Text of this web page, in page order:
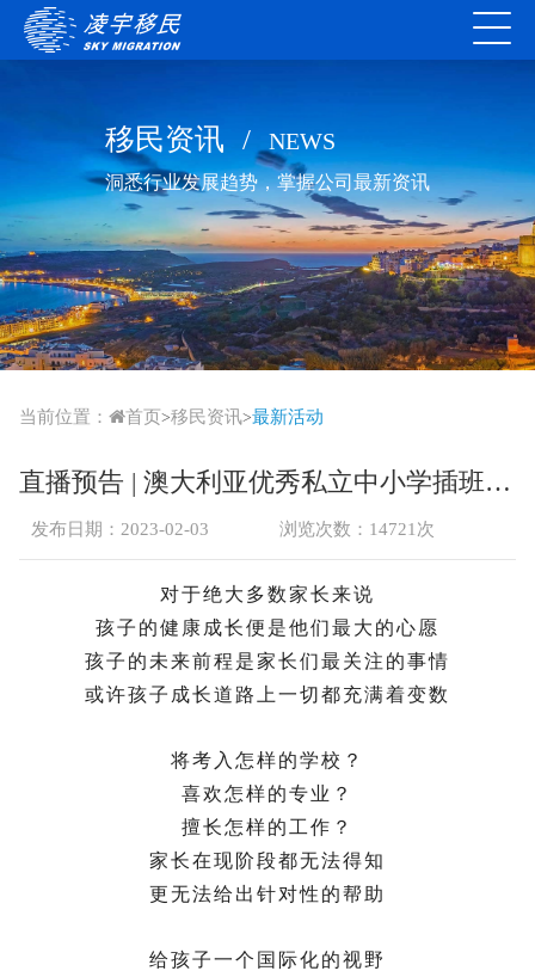
移民资讯 / NEWS
洞悉行业发展趋势，掌握公司最新资讯
当前位置： 首页>移民资讯>最新活动
直播预告 | 澳大利亚优秀私立中小学插班学习院校直播
发布日期：2023-02-03 浏览次数：14721次
对于绝大多数家长来说
孩子的健康成长便是他们最大的心愿
孩子的未来前程是家长们最关注的事情
或许孩子成长道路上一切都充满着变数
将考入怎样的学校？
喜欢怎样的专业？
擅长怎样的工作？
家长在现阶段都无法得知
更无法给出针对性的帮助
给孩子一个国际化的视野